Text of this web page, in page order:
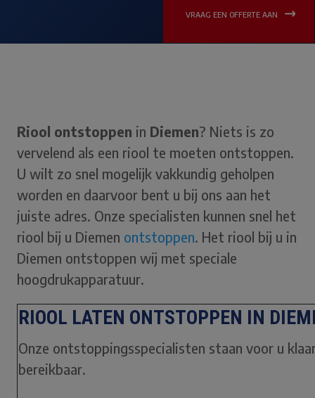
VRAAG EEN OFFERTE AAN
Riool ontstoppen in Diemen? Niets is zo
vervelend als een riool te moeten ontstoppen.
U wilt zo snel mogelijk vakkundig geholpen
worden en daarvoor bent u bij ons aan het
juiste adres. Onze specialisten kunnen snel het
riool bij u Diemen ontstoppen. Het riool bij u in
Diemen ontstoppen wij met speciale
hoogdrukapparatuur.
RIOOL LATEN ONTSTOPPEN IN
Onze ontstoppingsspecialisten staan voor u
bereikbaar.